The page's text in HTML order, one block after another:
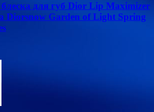
для губ Dior Lip Maximizer
Diorsnow Garden of Light Spring